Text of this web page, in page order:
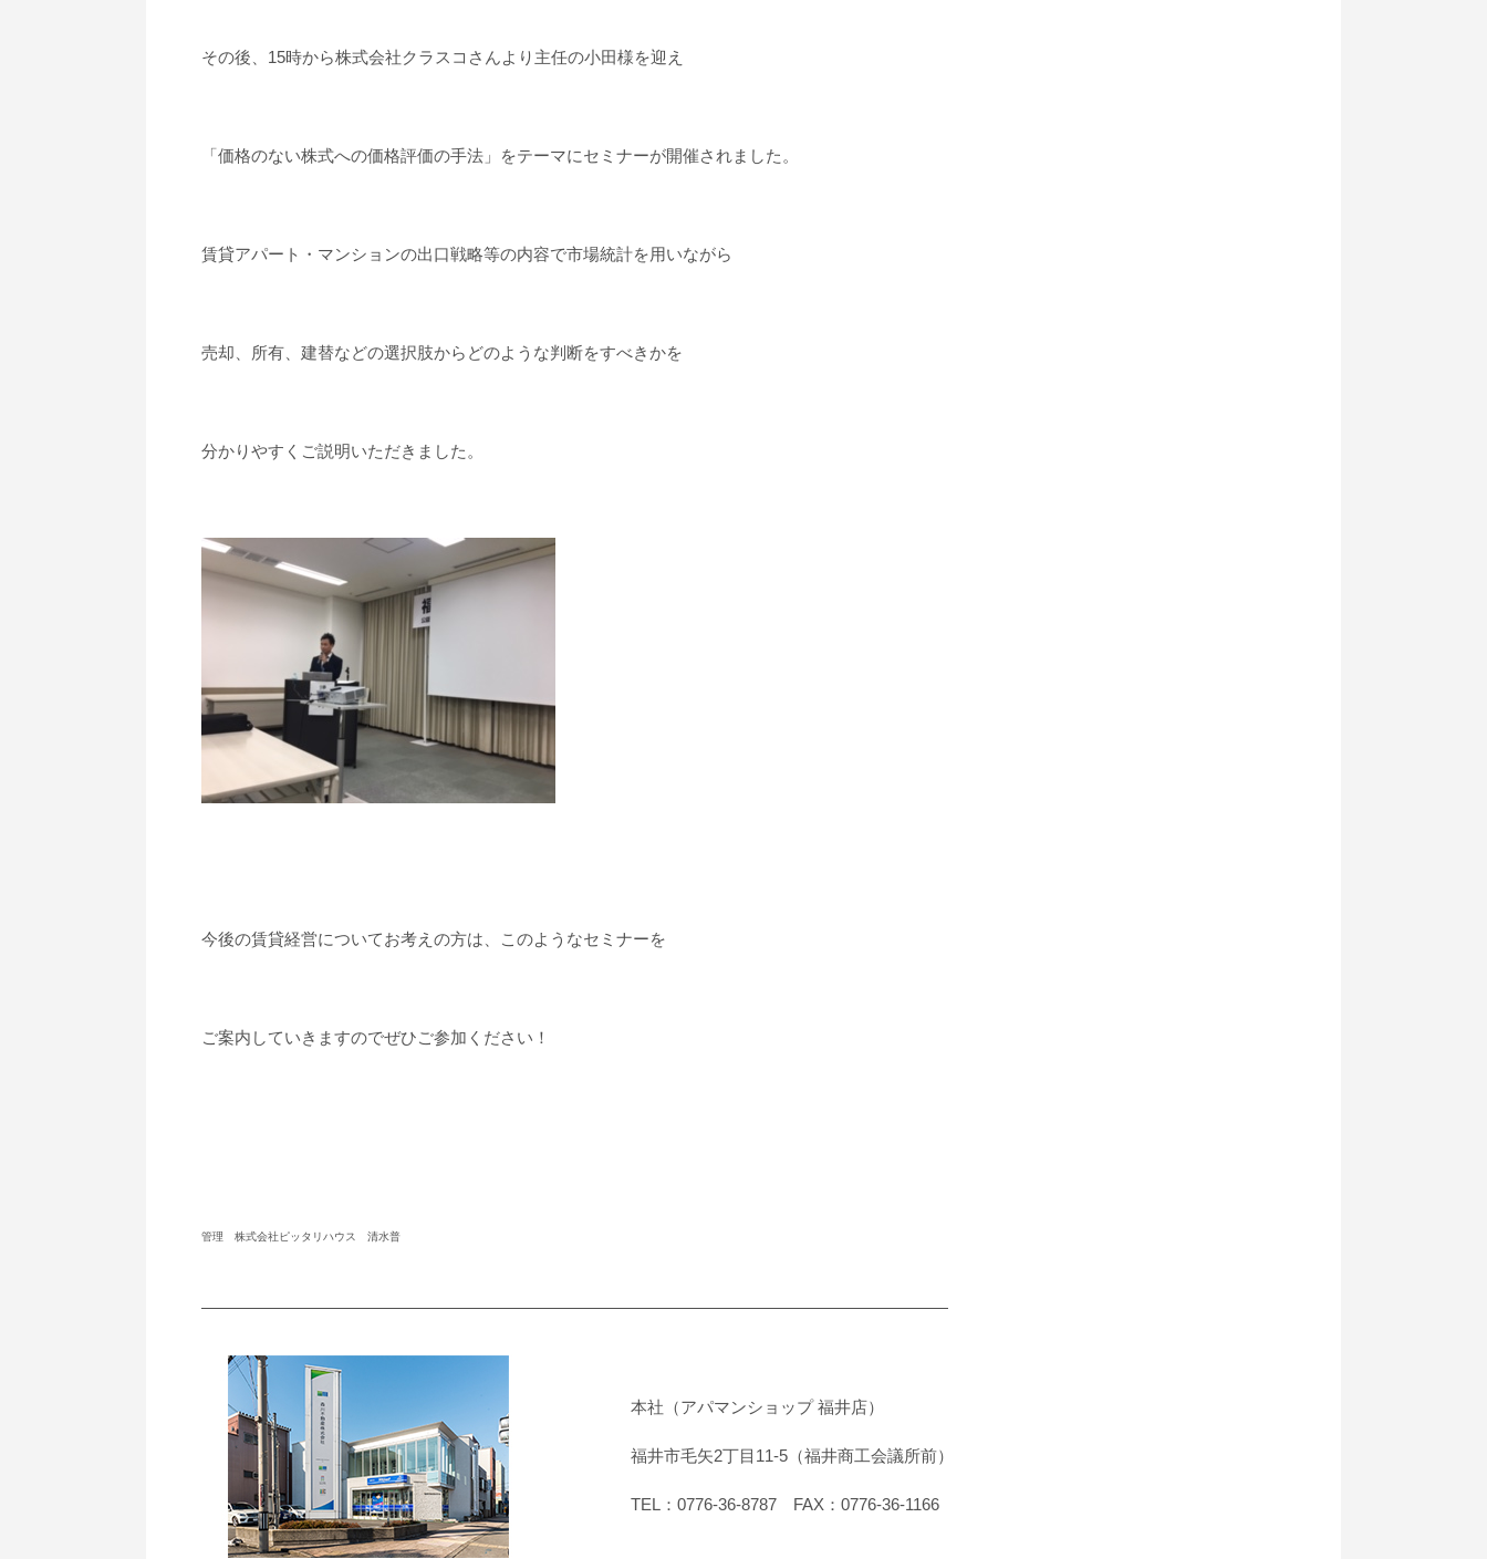
その後、15時から株式会社クラスコさんより主任の小田様を迎え
「価格のない株式への価格評価の手法」をテーマにセミナーが開催されました。
賃貸アパート・マンションの出口戦略等の内容で市場統計を用いながら
売却、所有、建替などの選択肢からどのような判断をすべきかを
分かりやすくご説明いただきました。
今後の賃貸経営についてお考えの方は、このようなセミナーを
ご案内していきますのでぜひご参加ください！
管理 株式会社ピッタリハウス 清水普
―――――――――――――――――――――――――――――――――――――――――――――
本社（アパマンショップ 福井店）
福井市毛矢2丁目11-5（福井商工会議所前）
TEL：0776-36-8787 FAX：0776-36-1166